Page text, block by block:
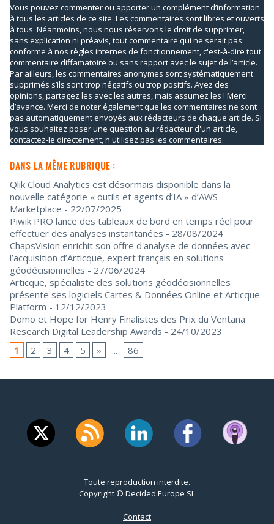
Vous pouvez commenter ou apporter un complément d’information
à tous les articles de ce site. Les commentaires sont libres et ouverts
à tous. Néanmoins, nous nous réservons le droit de supprimer,
sans explication ni préavis, tout commentaire qui ne serait pas
conforme à nos règles internes de fonctionnement, c'est-à-dire tout
commentaire diffamatoire ou sans rapport avec le sujet de l’article.
Par ailleurs, les commentaires anonymes sont systématiquement
supprimés s’ils sont trop négatifs ou trop positifs. Ayez des
opinions, partagez les avec les autres, mais assumez les ! Merci
d’avance. Merci de noter également que les commentaires ne sont
pas automatiquement envoyés aux rédacteurs de chaque article. Si
vous souhaitez poser une question au rédacteur d'un article,
contactez-le directement, n'utilisez pas les commentaires.
DANS LA MÊME RUBRIQUE :
Qlik Cloud Analytics est désormais disponible dans la
nouvelle catégorie « outils et agents d’IA » d’AWS
Marketplace - 22/07/2025
Piwik PRO lance des tableaux de bord en temps réel pour
effectuer des analyses instantanées - 28/08/2024
ChapsVision enrichit son offre d'analyse de données avec
l’acquisition d’Articque, expert français en solutions
géodécisionnelles - 27/06/2024
Articque, spécialiste des solutions géodécisionnelles
présente ses logiciels Cartes & Données Online et Articque
Platform - 12/12/2023
Domo et Hope for Henry Finalistes des Prix du Ventana
Research Digital Leadership Awards - 24/10/2023
1
2 3 4 5 » ... 86
Toute reproduction interdite.
Copyright © Decideo Europe SL
Contact